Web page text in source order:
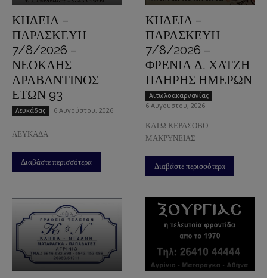
ΚΗΔΕΙΑ –
ΠΑΡΑΣΚΕΥΗ
7/8/2026 –
ΝΕΟΚΛΗΣ
ΑΡΑΒΑΝΤΙΝΟΣ
ΕΤΩΝ 93
Λευκάδας 6 Αυγούστου, 2026
ΛΕΥΚΑΔΑ
Διαβάστε περισσότερα
ΚΗΔΕΙΑ –
ΠΑΡΑΣΚΕΥΗ
7/8/2026 –
ΦΡΕΝΙΑ Δ. ΧΑΤΖΗ
ΠΛΗΡΗΣ ΗΜΕΡΩΝ
Aιτωλοακαρνανίας
6 Αυγούστου, 2026
ΚΑΤΩ ΚΕΡΑΣΟΒΟ
ΜΑΚΡΥΝΕΙΑΣ
Διαβάστε περισσότερα